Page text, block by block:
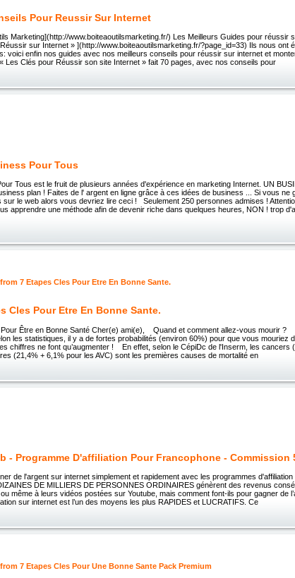
Pour Reussir Sur Internet
Marketing](http://www.boiteaoutilsmarketing.fr/) Les Meilleurs Guides pour réussir
sur Internet » ](http://www.boiteaoutilsmarketing.fr/?page_id=33) Ils nous ont
voici enfin nos guides avec nos meilleurs conseils pour réussir sur internet et
Les Clés pour Réussir son site Internet » fait 70 pages, avec nos conseils pour
Pour Tous
Tous est le fruit de plusieurs années d'expérience en marketing Internet. UN
plan ! Faites de l' argent en ligne grâce à ces idées de business ... Si vous ne
sur le web alors vous devriez lire ceci ! Seulement 250 personnes admises !
apprendre une méthode afin de devenir riche dans quelques heures, NON ! trop
Cles Pour Etre En Bonne Sante.
Pour Être en Bonne Santé Cher(e) ami(e), Quand et comment allez-vous mourir ?
les statistiques, il y a de fortes probabilités (environ 60%) pour que vous mouriez
chiffres ne font qu’augmenter ! En effet, selon le CépiDc de l'Inserm, les cancers
(21,4% + 6,1% pour les AVC) sont les premières causes de mortalité en
- Programme D'affiliation Pour Francophone - Commission
de l'argent sur internet simplement et rapidement avec les programmes
DE MILLIERS DE PERSONNES ORDINAIRES génèrent des revenus
même à leurs vidéos postées sur Youtube, mais comment font-ils pour gagner de
sur internet est l’un des moyens les plus RAPIDES et LUCRATIFS. Ce